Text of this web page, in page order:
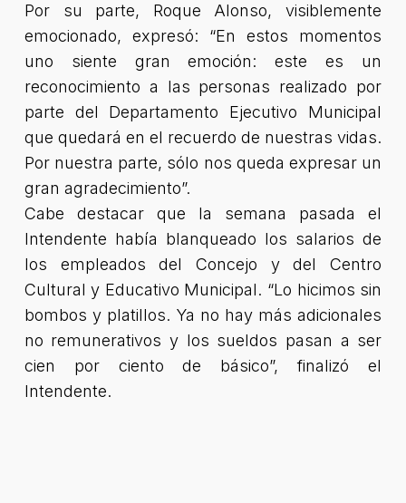
Por su parte, Roque Alonso, visiblemente
emocionado, expresó: “En estos momentos
uno siente gran emoción: este es un
reconocimiento a las personas realizado por
parte del Departamento Ejecutivo Municipal
que quedará en el recuerdo de nuestras vidas.
Por nuestra parte, sólo nos queda expresar un
gran agradecimiento”.
Cabe destacar que la semana pasada el
Intendente había blanqueado los salarios de
los empleados del Concejo y del Centro
Cultural y Educativo Municipal. “Lo hicimos sin
bombos y platillos. Ya no hay más adicionales
no remunerativos y los sueldos pasan a ser
cien por ciento de básico”, finalizó el
Intendente.